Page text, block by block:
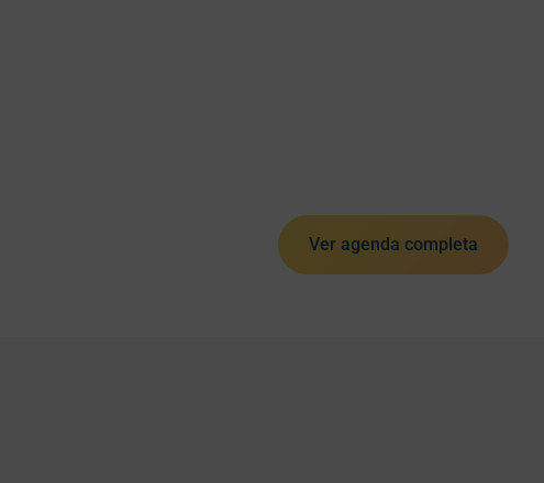
Ver agenda completa